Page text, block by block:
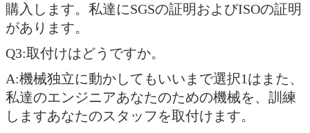
購入します。私達にSGSの証明およびISOの証明
があります。
Q3:取付けはどうですか。
A:機械独立に動かしてもいいまで選択1はまた、
私達のエンジニアあなたのための機械を、訓練
しますあなたのスタッフを取付けます。